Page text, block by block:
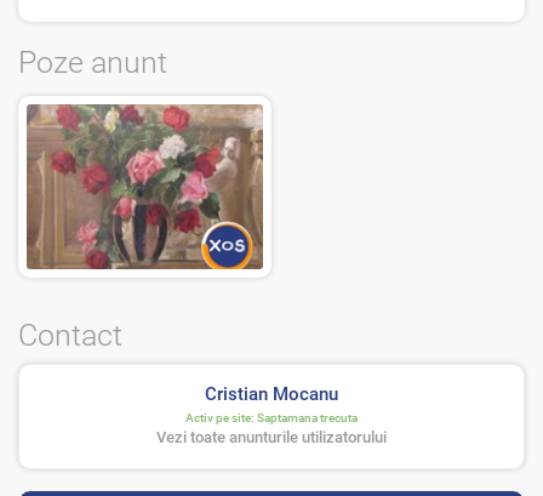
Poze anunt
Contact
Cristian Mocanu
Activ pe site: Saptamana trecuta
Vezi toate anunturile utilizatorului